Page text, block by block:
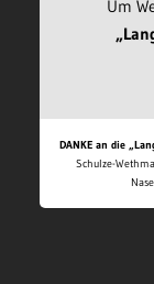
Um
DANKE an die
Schulze-